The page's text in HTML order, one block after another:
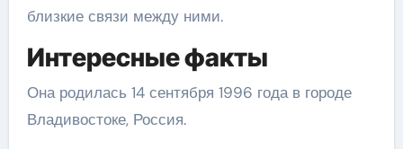
близкие связи между ними.
Интересные факты
Она родилась 14 сентября 1996 года в городе
Владивостоке, Россия.